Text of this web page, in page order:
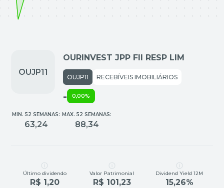
OURINVEST JPP FII RESP LIM
OUJP11 RECEBÍVEIS IMOBILIÁRIOS
- 0,00%
MIN. 52 SEMANAS:
63,24
MAX. 52 SEMANAS:
88,34
Último dividendo
R$ 1,20
Valor Patrimonial
R$ 101,23
Dividend Yield 12M
15,26%